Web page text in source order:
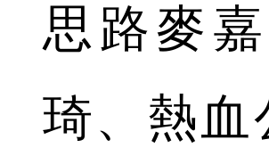
思路麥
琦、熱血